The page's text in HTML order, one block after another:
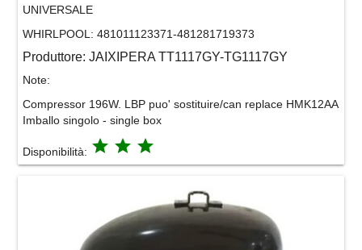
UNIVERSALE
WHIRLPOOL: 481011123371-481281719373
Produttore: JAIXIPERA TT1117GY-TG1117GY
Note:
Compressor 196W. LBP puo' sostituire/can replace HMK12AA
Imballo singolo - single box
Disponibilità: grade grade grade